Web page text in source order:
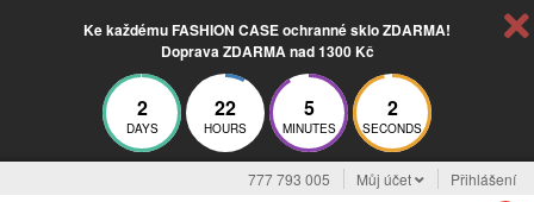
Ke každému FASHION CASE ochranné sklo ZDARMA!
Doprava ZDARMA nad 1300 Kč
2
DAYS
22
HOURS
5
MINUTES
2
SECONDS
777 793 005 Můj účet Přihlášení